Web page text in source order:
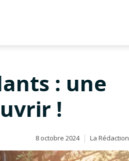
: une
!
8 octobre 2024 La Rédaction